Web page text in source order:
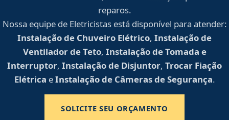
reparos.
Nossa equipe de Eletricistas está disponível para atender:
Instalação de Chuveiro Elétrico, Instalação de
Ventilador de Teto, Instalação de Tomada e
Interruptor, Instalação de Disjuntor, Trocar Fiação
Elétrica eInstalação de Câmeras de Segurança.
SOLICITE SEU ORÇAMENTO